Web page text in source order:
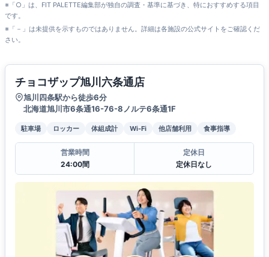
※「○」は、FIT PALETTE編集部が独自の調査・基準に基づき、特におすすめする項目
です。
※「－」は未提供を示すものではありません。詳細は各施設の公式サイトをご確認くだ
さい。
チョコザップ旭川六条通店
旭川四条駅から徒歩6分
北海道旭川市6条通16-76-8ノルテ6条通1F
駐車場 ロッカー 体組成計 Wi-Fi 他店舗利用 食事指導
営業時間
24:00間
定休日
定休日なし